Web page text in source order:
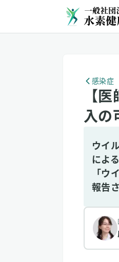
感染症
【
入の
ウイ
によ
「ウ
報告